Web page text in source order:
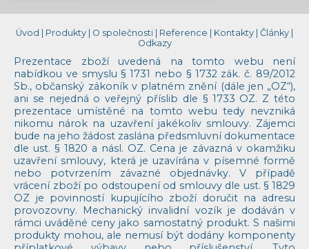
Úvod Produkty O společnosti Reference Kontakty Články
Odkazy
Prezentace zboží uvedená na tomto webu není
nabídkou ve smyslu § 1731 nebo § 1732 zák. č. 89/2012
Sb., občanský zákoník v platném znění (dále jen „OZ“),
ani se nejedná o veřejný příslib dle § 1733 OZ. Z této
prezentace umístěné na tomto webu tedy nevzniká
nikomu nárok na uzavření jakékoliv smlouvy. Zájemci
bude na jeho žádost zaslána předsmluvní dokumentace
dle ust. § 1820 a násl. OZ. Cena je závazná v okamžiku
uzavření smlouvy, která je uzavírána v písemné formě
nebo potvrzením závazné objednávky. V případě
vrácení zboží po odstoupení od smlouvy dle ust. § 1829
OZ je povinností kupujícího zboží doručit na adresu
provozovny. Mechanický invalidní vozík je dodáván v
rámci uváděné ceny jako samostatný produkt. S našimi
produkty mohou, ale nemusí být dodány komponenty